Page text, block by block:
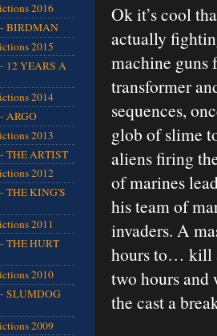
Ok it’s cool
actually
machine guns
transformer
sequences,
glob of slime
aliens firing
of marines
his team of
invaders. A
hours to… kill
two hours
the cast a
2016
- BIRDMAN
2015
12 YEARS A
2014
ARGO
2013
THE ARTIST
2012
THE KING'S
2011
THE HURT
2010
SLUMDOG
2009